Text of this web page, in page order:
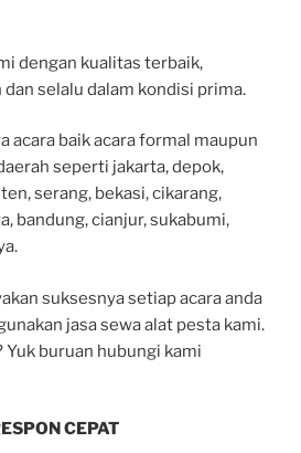
dengan kualitas terbaik,
selalu dalam kondisi prima.
acara baik acara formal maupun
seperti jakarta, depok,
serang, bekasi, cikarang,
bandung, cianjur, sukabumi,
suksesnya setiap acara anda
jasa sewa alat pesta kami.
Yuk buruan hubungi kami
CEPAT